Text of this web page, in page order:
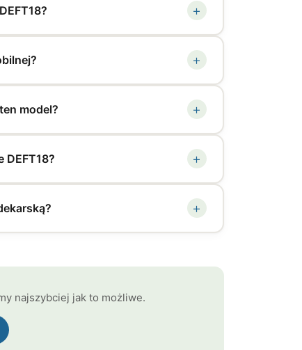
+
+
model? +
DEFT18? +
+
najszybciej jak to możliwe.